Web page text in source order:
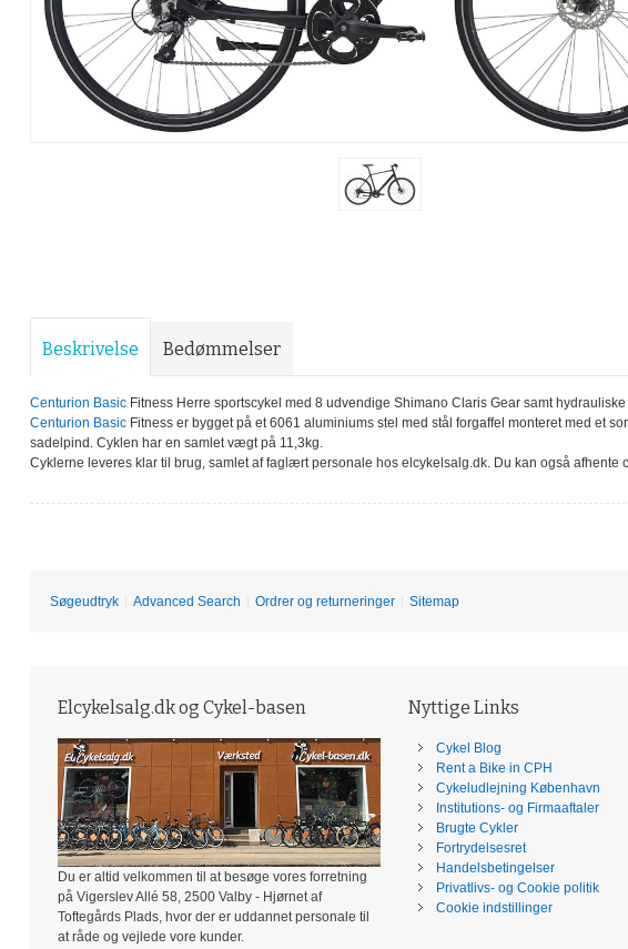
Beskrivelse Bedømmelser
Centurion Basic Fitness Herre sportscykel med 8 udvendige Shimano Claris Gear samt
Centurion Basic Fitness er bygget på et 6061 aluminiums stel med stål forgaffel monteret med et
sadelpind. Cyklen har en samlet vægt på 11,3kg.
Cyklerne leveres klar til brug, samlet af faglært personale hos elcykelsalg.dk. Du kan også afhente
Søgeudtryk Advanced Search Ordrer og returneringer Sitemap
Elcykelsalg.dk og Cykel-basen
Du er altid velkommen til at besøge vores forretning
på Vigerslev Allé 58, 2500 Valby - Hjørnet af
Toftegårds Plads, hvor der er uddannet personale til
at råde og vejlede vore kunder.
Nyttige Links
Cykel Blog
Rent a Bike in CPH
Cykeludlejning København
Institutions- og Firmaaftaler
Brugte Cykler
Fortrydelsesret
Handelsbetingelser
Privatlivs- og Cookie politik
Cookie indstillinger